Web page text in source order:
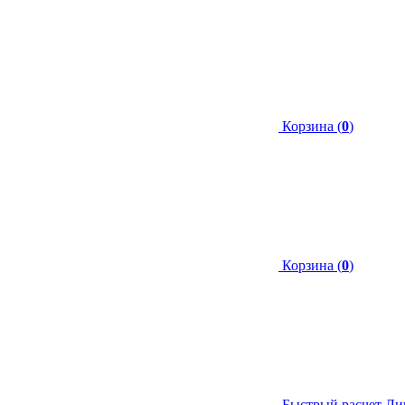
Корзина (0)
Корзина (0)